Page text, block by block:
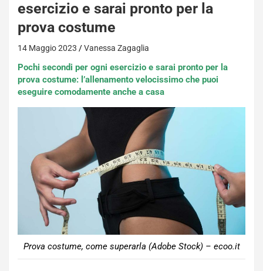
esercizio e sarai pronto per la
prova costume
14 Maggio 2023 Vanessa Zagaglia
Pochi secondi per ogni esercizio e sarai pronto per la
prova costume: l’allenamento velocissimo che puoi
eseguire comodamente anche a casa
Prova costume, come superarla (Adobe Stock) – ecoo.it